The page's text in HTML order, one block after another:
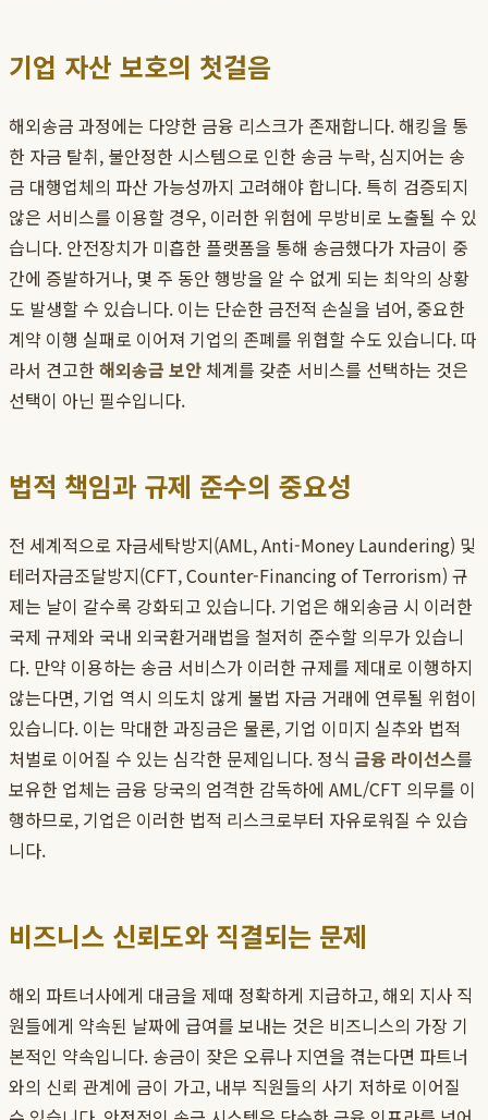
기업 자산 보호의 첫걸음
해외송금 과정에는 다양한 금융 리스크가 존재합니다. 해킹을 통
한 자금 탈취, 불안정한 시스템으로 인한 송금 누락, 심지어는 송
금 대행업체의 파산 가능성까지 고려해야 합니다. 특히 검증되지
않은 서비스를 이용할 경우, 이러한 위험에 무방비로 노출될 수 있
습니다. 안전장치가 미흡한 플랫폼을 통해 송금했다가 자금이 중
간에 증발하거나, 몇 주 동안 행방을 알 수 없게 되는 최악의 상황
도 발생할 수 있습니다. 이는 단순한 금전적 손실을 넘어, 중요한
계약 이행 실패로 이어져 기업의 존폐를 위협할 수도 있습니다. 따
라서 견고한해외송금 보안 체계를 갖춘 서비스를 선택하는 것은
선택이 아닌 필수입니다.
법적 책임과 규제 준수의 중요성
전 세계적으로 자금세탁방지(AML, Anti-Money Laundering) 및
테러자금조달방지(CFT, Counter-Financing of Terrorism) 규
제는 날이 갈수록 강화되고 있습니다. 기업은 해외송금 시 이러한
국제 규제와 국내 외국환거래법을 철저히 준수할 의무가 있습니
다. 만약 이용하는 송금 서비스가 이러한 규제를 제대로 이행하지
않는다면, 기업 역시 의도치 않게 불법 자금 거래에 연루될 위험이
있습니다. 이는 막대한 과징금은 물론, 기업 이미지 실추와 법적
처벌로 이어질 수 있는 심각한 문제입니다. 정식 금융 라이선스를
보유한 업체는 금융 당국의 엄격한 감독하에 AML/CFT 의무를 이
행하므로, 기업은 이러한 법적 리스크로부터 자유로워질 수 있습
니다.
비즈니스 신뢰도와 직결되는 문제
해외 파트너사에게 대금을 제때 정확하게 지급하고, 해외 지사 직
원들에게 약속된 날짜에 급여를 보내는 것은 비즈니스의 가장 기
본적인 약속입니다. 송금이 잦은 오류나 지연을 겪는다면 파트너
와의 신뢰 관계에 금이 가고, 내부 직원들의 사기 저하로 이어질